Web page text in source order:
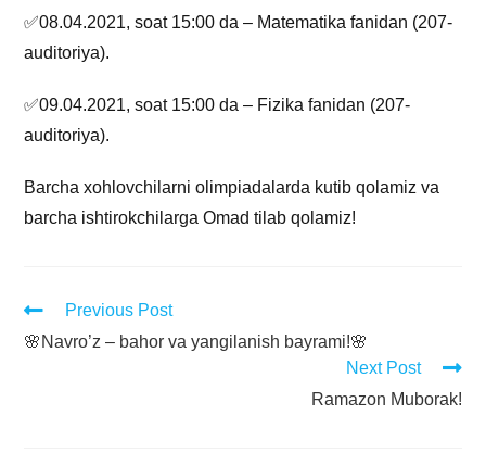
✅08.04.2021, soat 15:00 da – Matematika fanidan (207-
auditoriya).
✅09.04.2021, soat 15:00 da – Fizika fanidan (207-
auditoriya).
Barcha xohlovchilarni olimpiadalarda kutib qolamiz va
barcha ishtirokchilarga Omad tilab qolamiz!
Previous Post
🌸Navro’z – bahor va yangilanish bayrami!🌸
Next Post
Ramazon Muborak!